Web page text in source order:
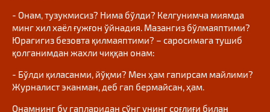
- Онам, тузукмисиз? Нима бўлди? Келгунимча миямда
минг хил хаёл ғужғон ўйнадия. Мазангиз бўлмаяптими?
Юрагигиз безовта қилмаяптими? – саросимага тушиб
қолганимдан жахли чиққан онам:
- Бўлди қиласанми, йўқми? Мен ҳам гапирсам майлими?
Журналист эканман, деб гап бермайсан, ҳам.
Онамнинг бу гапларидан сўнг унинг соғлиғи билан